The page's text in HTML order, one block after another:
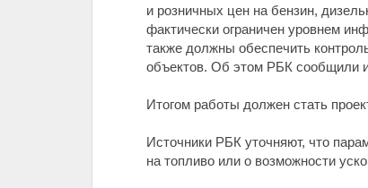
и розничных цен на бензин,
фактически ограничен уровнем
также должны обеспечить
объектов. Об этом РБК сообщили
Итогом работы должен стать
Источники РБК уточняют, что
на топливо или о возможности